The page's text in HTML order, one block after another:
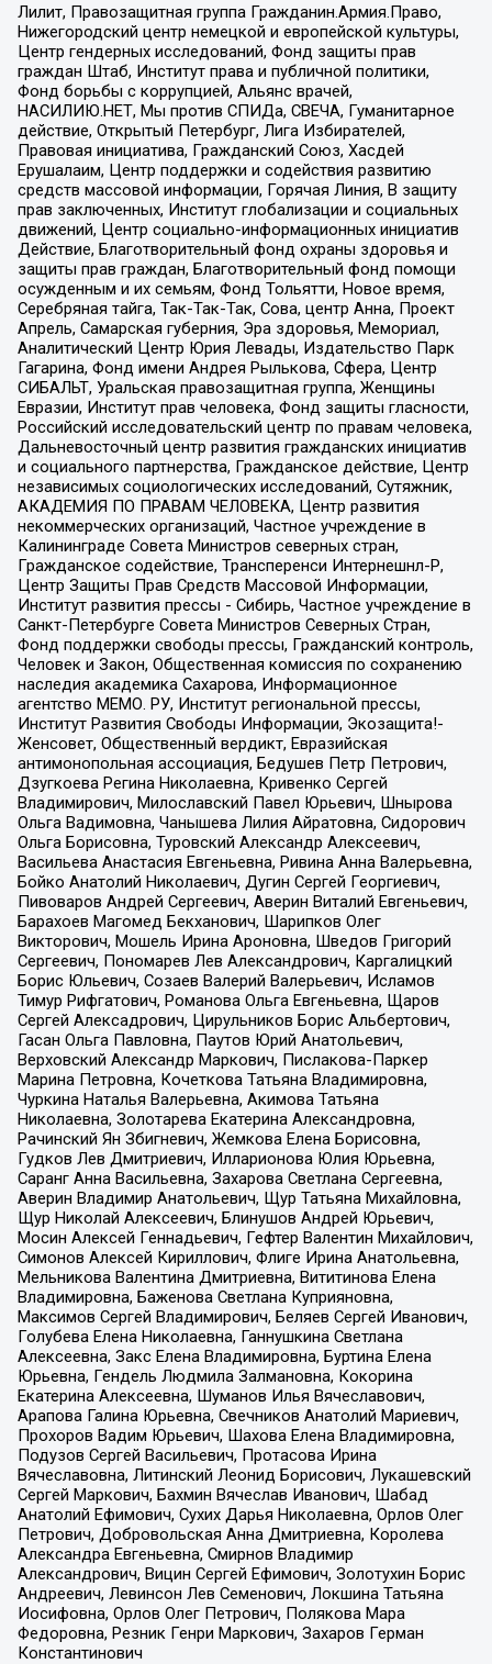
Лилит, Правозащитная группа Гражданин.Армия.Право,
Нижегородский центр немецкой и европейской культуры,
Центр гендерных исследований, Фонд защиты прав
граждан Штаб, Институт права и публичной политики,
Фонд борьбы с коррупцией, Альянс врачей,
НАСИЛИЮ.НЕТ, Мы против СПИДа, СВЕЧА, Гуманитарное
действие, Открытый Петербург, Лига Избирателей,
Правовая инициатива, Гражданский Союз, Хасдей
Ерушалаим, Центр поддержки и содействия развитию
средств массовой информации, Горячая Линия, В защиту
прав заключенных, Институт глобализации и социальных
движений, Центр социально-информационных инициатив
Действие, Благотворительный фонд охраны здоровья и
защиты прав граждан, Благотворительный фонд помощи
осужденным и их семьям, Фонд Тольятти, Новое время,
Серебряная тайга, Так-Так-Так, Сова, центр Анна, Проект
Апрель, Самарская губерния, Эра здоровья, Мемориал,
Аналитический Центр Юрия Левады, Издательство Парк
Гагарина, Фонд имени Андрея Рылькова, Сфера, Центр
СИБАЛЬТ, Уральская правозащитная группа, Женщины
Евразии, Институт прав человека, Фонд защиты гласности,
Российский исследовательский центр по правам человека,
Дальневосточный центр развития гражданских инициатив
и социального партнерства, Гражданское действие, Центр
независимых социологических исследований, Сутяжник,
АКАДЕМИЯ ПО ПРАВАМ ЧЕЛОВЕКА, Центр развития
некоммерческих организаций, Частное учреждение в
Калининграде Совета Министров северных стран,
Гражданское содействие, Трансперенси Интернешнл-Р,
Центр Защиты Прав Средств Массовой Информации,
Институт развития прессы - Сибирь, Частное учреждение в
Санкт-Петербурге Совета Министров Северных Стран,
Фонд поддержки свободы прессы, Гражданский контроль,
Человек и Закон, Общественная комиссия по сохранению
наследия академика Сахарова, Информационное
агентство МЕМО. РУ, Институт региональной прессы,
Институт Развития Свободы Информации, Экозащита!-
Женсовет, Общественный вердикт, Евразийская
антимонопольная ассоциация, Бедушев Петр Петрович,
Дзугкоева Регина Николаевна, Кривенко Сергей
Владимирович, Милославский Павел Юрьевич, Шнырова
Ольга Вадимовна, Чанышева Лилия Айратовна, Сидорович
Ольга Борисовна, Туровский Александр Алексеевич,
Васильева Анастасия Евгеньевна, Ривина Анна Валерьевна,
Бойко Анатолий Николаевич, Дугин Сергей Георгиевич,
Пивоваров Андрей Сергеевич, Аверин Виталий Евгеньевич,
Барахоев Магомед Бекханович, Шарипков Олег
Викторович, Мошель Ирина Ароновна, Шведов Григорий
Сергеевич, Пономарев Лев Александрович, Каргалицкий
Борис Юльевич, Созаев Валерий Валерьевич, Исламов
Тимур Рифгатович, Романова Ольга Евгеньевна, Щаров
Сергей Алексадрович, Цирульников Борис Альбертович,
Гасан Ольга Павловна, Паутов Юрий Анатольевич,
Верховский Александр Маркович, Пислакова-Паркер
Марина Петровна, Кочеткова Татьяна Владимировна,
Чуркина Наталья Валерьевна, Акимова Татьяна
Николаевна, Золотарева Екатерина Александровна,
Рачинский Ян Збигневич, Жемкова Елена Борисовна,
Гудков Лев Дмитриевич, Илларионова Юлия Юрьевна,
Саранг Анна Васильевна, Захарова Светлана Сергеевна,
Аверин Владимир Анатольевич, Щур Татьяна Михайловна,
Щур Николай Алексеевич, Блинушов Андрей Юрьевич,
Мосин Алексей Геннадьевич, Гефтер Валентин Михайлович,
Симонов Алексей Кириллович, Флиге Ирина Анатольевна,
Мельникова Валентина Дмитриевна, Вититинова Елена
Владимировна, Баженова Светлана Куприяновна,
Максимов Сергей Владимирович, Беляев Сергей Иванович,
Голубева Елена Николаевна, Ганнушкина Светлана
Алексеевна, Закс Елена Владимировна, Буртина Елена
Юрьевна, Гендель Людмила Залмановна, Кокорина
Екатерина Алексеевна, Шуманов Илья Вячеславович,
Арапова Галина Юрьевна, Свечников Анатолий Мариевич,
Прохоров Вадим Юрьевич, Шахова Елена Владимировна,
Подузов Сергей Васильевич, Протасова Ирина
Вячеславовна, Литинский Леонид Борисович, Лукашевский
Сергей Маркович, Бахмин Вячеслав Иванович, Шабад
Анатолий Ефимович, Сухих Дарья Николаевна, Орлов Олег
Петрович, Добровольская Анна Дмитриевна, Королева
Александра Евгеньевна, Смирнов Владимир
Александрович, Вицин Сергей Ефимович, Золотухин Борис
Андреевич, Левинсон Лев Семенович, Локшина Татьяна
Иосифовна, Орлов Олег Петрович, Полякова Мара
Федоровна, Резник Генри Маркович, Захаров Герман
Константинович